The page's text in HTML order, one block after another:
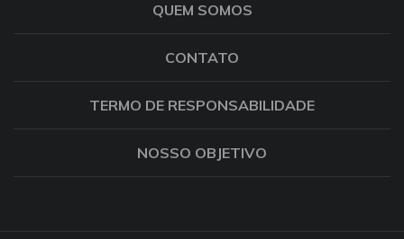
QUEM SOMOS
CONTATO
TERMO DE RESPONSABILIDADE
NOSSO OBJETIVO